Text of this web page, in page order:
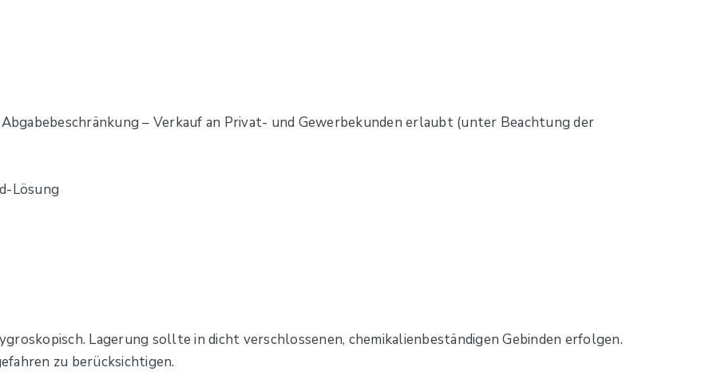
– Verkauf an Privat- und Gewerbekunden erlaubt (unter Beachtung der
Lösung
Lagerung sollte in dicht verschlossenen, chemikalienbeständigen Gebinden erfolgen.
zu berücksichtigen.